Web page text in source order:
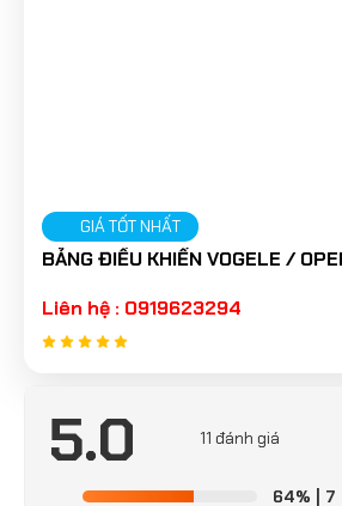
GIÁ TỐT NHẤT
BẢNG ĐIỀU KHIỂN VOGELE /
Liên hệ : 0919623294
5.0 11 đánh giá
64% | 7